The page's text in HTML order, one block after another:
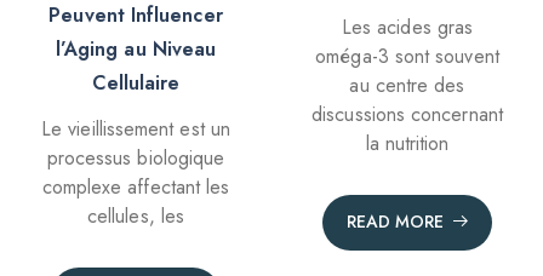
Peuvent Influencer
l’Aging au Niveau
Cellulaire
Le vieillissement est un
processus biologique
complexe affectant les
cellules, les
Les acides gras
oméga-3 sont souvent
au centre des
discussions concernant
la nutrition
READ MORE